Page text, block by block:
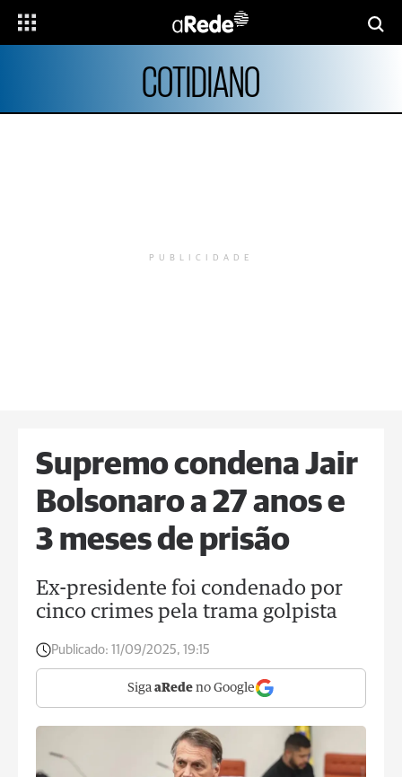
COTIDIANO
PUBLICIDADE
Supremo condena Jair
Bolsonaro a 27 anos e
3 meses de prisão
Ex-presidente foi condenado por
cinco crimes pela trama golpista
Publicado: 11/09/2025, 19:15
Siga aRede no Google